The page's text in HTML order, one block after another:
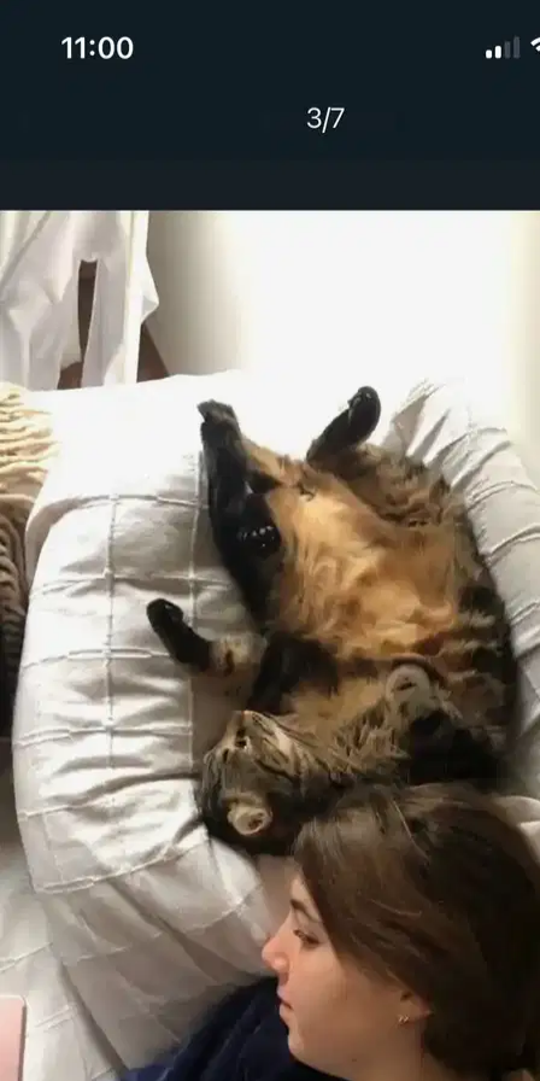
Il prezzo dipende dal pet sitter, dalla taglia del tuo animale domestico
% di pet sitter per questo servizio a Bologna
Gatti
25%
Cani di piccola taglia
37%
Cani di taglia media
Cani di taglia grande
12%
Altri animali domestici
25%
Perché Sittsy ti dà tranquillità
Il tuo pet si agita quando sei via?
Per gli animali con ansia da
separazione, Sittsy mantiene la loro routine, il loro ambiente e un
limite di tempo da soli che decidi tu.
🔒
Un’attenzione davvero esclusiva
Se il sitter ospita solo una famiglia alla volta, Sittsy blocca
automaticamente quelle date così nessun altro può prenotarlo. Il tuo
pet non condivide il suo sitter.
🔔
Aggiornamenti con foto per tutta la permanenza
Ricevi aggiornamenti e foto mentre il tuo pet viene accudito, e tutta
la cronologia resta salvata nella chat di Sittsy.
Programma di cura e tempo massimo da solo